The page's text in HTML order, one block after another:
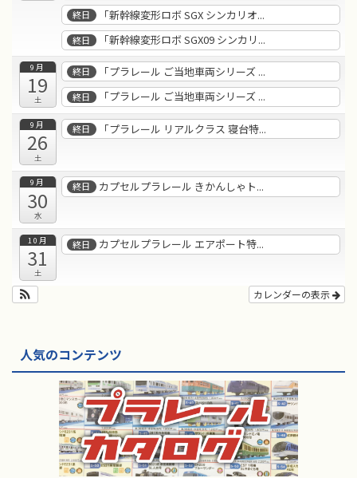
終日 「新幹線変形ロボ SGX シンカリオ...
終日 「新幹線変形ロボ SGX09 シンカリ...
9月
19
土
終日 「プラレール ご当地車両シリーズ ...
終日 「プラレール ご当地車両シリーズ ...
9月
26
土
終日 「プラレール リアルクラス 寝台特...
9月
30
水
終日 カプセルプラレール きかんしゃト...
10月
31
土
終日 カプセルプラレール エアポート特...
カレンダーの表示
人気のコンテンツ